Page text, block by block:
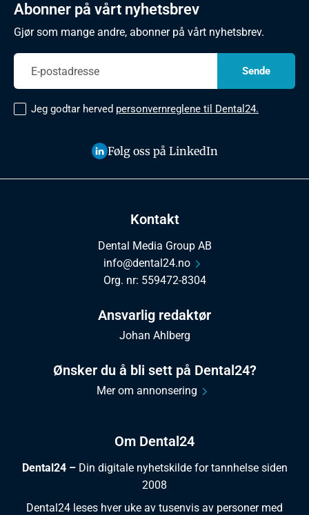
Om Dental24
Dental24 – Din digitale nyhetskilde for tannhelse siden
2008
Dental24 leses hver uke av tusenvis av personer med
Kontakt
Dental Media Group AB
info@dental24.no
Org. nr: 559472-8304
Ansvarlig redaktør
Johan Ahlberg
Ønsker du å bli sett på Dental24?
Mer om annonsering
Abonner på vårt nyhetsbrev
Gjør som mange andre, abonner på vårt nyhetsbrev.
Jeg godtar herved personvernreglene til Dental24.
Følg oss på LinkedIn